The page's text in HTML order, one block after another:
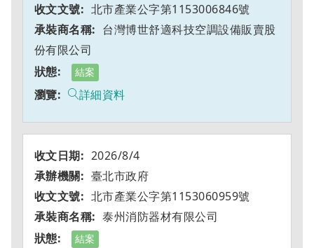
北市產業公字第1153006846號
台灣博世舒適科技空調設備販賣股
份有限公司
結案
詳細資料
2026/8/4
臺北市政府
北市產業公字第1153060959號
泰州消防器材有限公司
結案